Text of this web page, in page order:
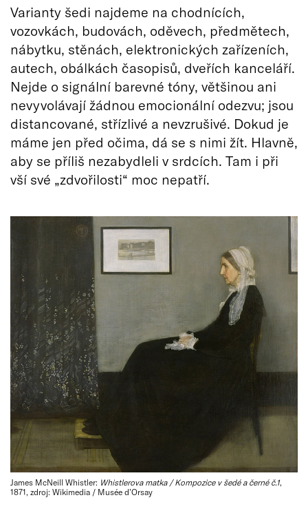
Varianty šedi najdeme na chodnících,
vozovkách, budovách, oděvech, předmětech,
nábytku, stěnách, elektronických zařízeních,
autech, obálkách časopisů, dveřích kanceláří.
Nejde o signální barevné tóny, většinou ani
nevyvolávají žádnou emocionální odezvu; jsou
distancované, střízlivé a nevzrušivé. Dokud je
máme jen před očima, dá se s nimi žít. Hlavně,
aby se příliš nezabydleli v srdcích. Tam i při
vší své „zdvořilosti“ moc nepatří.
James McNeill Whistler: Whistlerova matka / Kompozice v šedé a černé č.1,
1871, zdroj: Wikimedia / Musée d’Orsay